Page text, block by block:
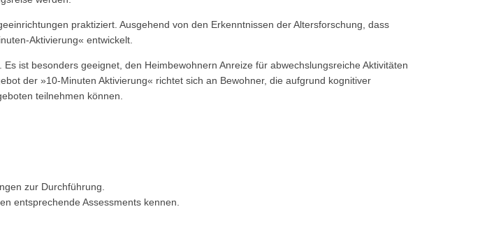
praktiziert. Ausgehend von den Erkenntnissen der Altersforschung, dass
Aktivierung« entwickelt.
ist besonders geeignet, den Heimbewohnern Anreize für abwechslungsreiche Aktivitäten
der »10-Minuten Aktivierung« richtet sich an Bewohner, die aufgrund kognitiver
teilnehmen können.
zur Durchführung.
entsprechende Assessments kennen.